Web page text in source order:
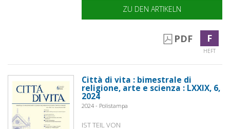
ZU DEN ARTIKELN
PDF F
HEFT
Città di vita : bimestrale di
religione, arte e scienza : LXXIX, 6,
2024
2024 - Polistampa
IST TEIL VON